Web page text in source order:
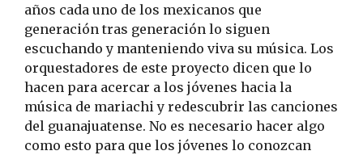
años cada uno de los mexicanos que
generación tras generación lo siguen
escuchando y manteniendo viva su música. Los
orquestadores de este proyecto dicen que lo
hacen para acercar a los jóvenes hacia la
música de mariachi y redescubrir las canciones
del guanajuatense. No es necesario hacer algo
como esto para que los jóvenes lo conozcan